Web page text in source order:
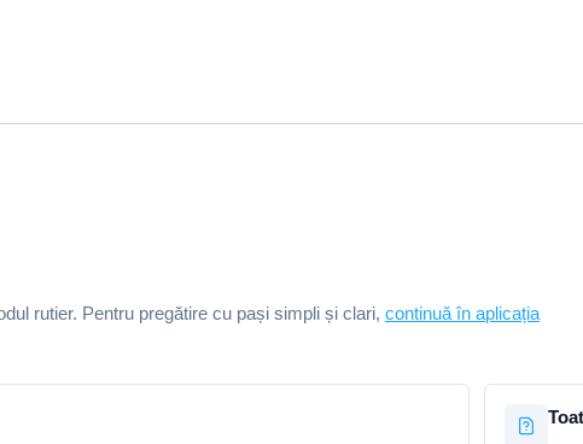
rutier. Pentru pregătire cu pași simpli și clari, continuă în aplicația